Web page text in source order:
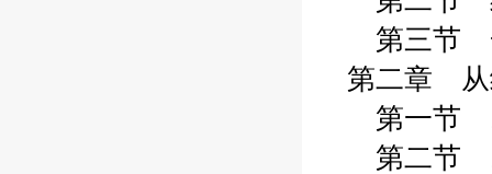
第三节 一
第二章 从
第一节
第二节